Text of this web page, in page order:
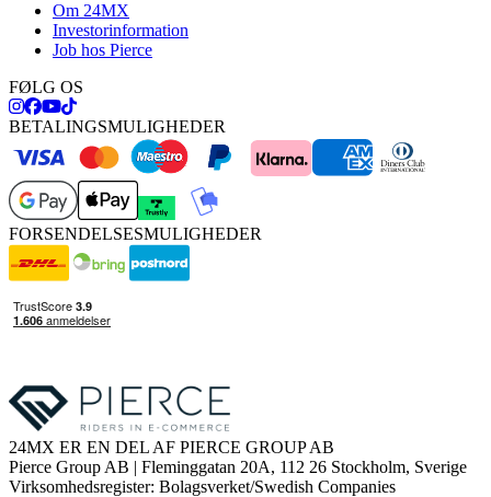
Om 24MX
Investorinformation
Job hos Pierce
FØLG OS
BETALINGSMULIGHEDER
FORSENDELSESMULIGHEDER
24MX ER EN DEL AF PIERCE GROUP AB
Pierce Group AB | Fleminggatan 20A, 112 26 Stockholm, Sverige
Virksomhedsregister: Bolagsverket/Swedish Companies